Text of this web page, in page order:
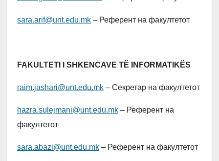
sara.arif@unt.edu.mk – Референт на факултетот
FAKULTETI I SHKENCAVE TË INFORMATIKËS
raim.jashari@unt.edu.mk – Секретар на факултетот
hazra.sulejmani@unt.edu.mk – Референт на
факултетот
sara.abazi@unt.edu.mk – Референт на факултетот